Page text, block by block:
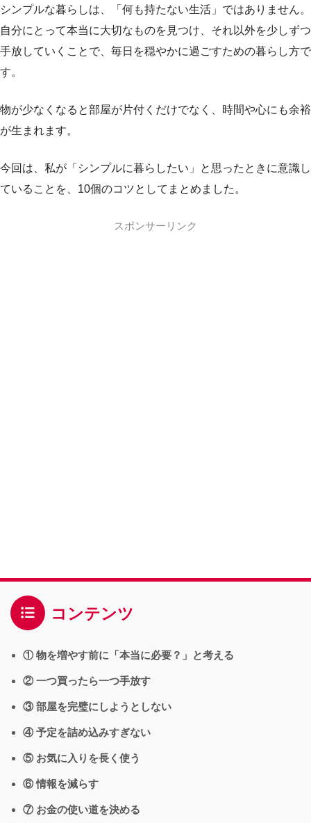
シンプルな暮らしは、「何も持たない生活」ではありません。
自分にとって本当に大切なものを見つけ、それ以外を少しずつ
手放していくことで、毎日を穏やかに過ごすための暮らし方で
す。
物が少なくなると部屋が片付くだけでなく、時間や心にも余裕
が生まれます。
今回は、私が「シンプルに暮らしたい」と思ったときに意識し
ていることを、10個のコツとしてまとめました。
スポンサーリンク
コンテンツ
① 物を増やす前に「本当に必要？」と考える
② 一つ買ったら一つ手放す
③ 部屋を完璧にしようとしない
④ 予定を詰め込みすぎない
⑤ お気に入りを長く使う
⑥ 情報を減らす
⑦ お金の使い道を決める